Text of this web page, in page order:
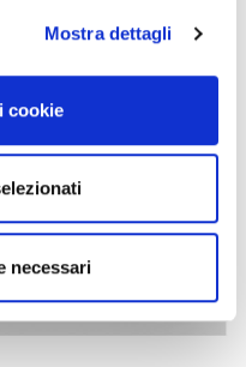
Mostra dettagli
cookie
necessari